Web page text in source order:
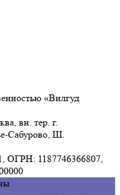
«Вилгуд
вн. тер. г.
Сабурово, Ш.
ОГРН: 1187746366807,